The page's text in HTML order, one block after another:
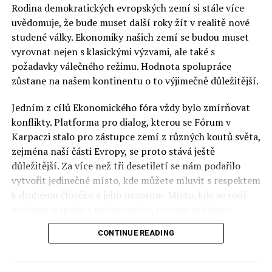
Rodina demokratických evropských zemí si stále více
uvědomuje, že bude muset další roky žít v realitě nové
studené války. Ekonomiky našich zemí se budou muset
vyrovnat nejen s klasickými výzvami, ale také s
požadavky válečného režimu. Hodnota spolupráce
zůstane na našem kontinentu o to výjimečně důležitější.
Jedním z cílů Ekonomického fóra vždy bylo zmírňovat
konflikty. Platforma pro dialog, kterou se Fórum v
Karpaczi stalo pro zástupce zemí z různých koutů světa,
zejména naší části Evropy, se proto stává ještě
důležitější. Za více než tři desetiletí se nám podařilo
vytvořit jedinečné místo, kde můžete mluvit s respektem
k druhému člověku a jeho názorům. Místo, kde se rodí
Polsko musí mít instituce, jejichž horizont činnosti je
politický tým. Pouze to vám dává šanci skutečně řešit
CONTINUE READING